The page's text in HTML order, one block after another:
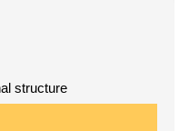
structure